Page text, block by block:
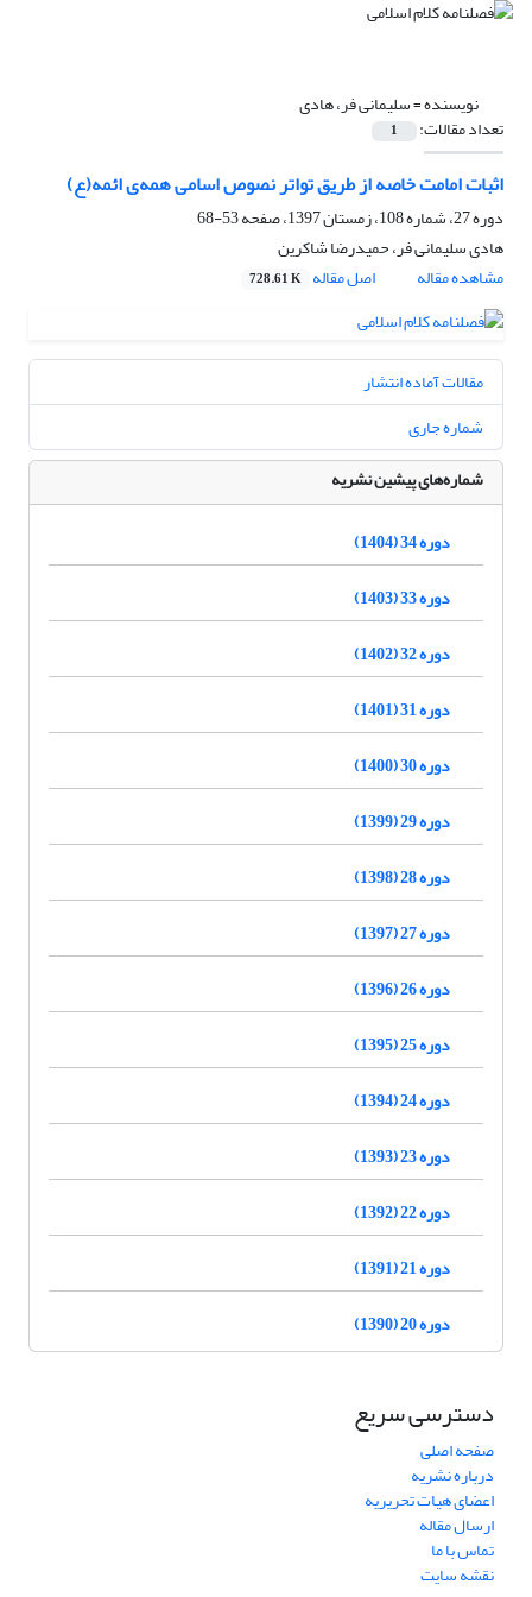
نویسنده =سلیمانی فر، هادی
تعداد مقالات: 1
اثبات امامت خاصه از طریق تواتر نصوص اسامی همه‌ی ائمه(ع)
دوره 27، شماره 108، زمستان 1397، صفحه
53-68
هادی سلیمانی فر، حمیدرضا شاکرین
مشاهده مقاله
اصل مقاله 728.61 K
مقالات آماده انتشار
شماره جاری
شماره‌های پیشین نشریه
دوره 34 (1404)
دوره 33 (1403)
دوره 32 (1402)
دوره 31 (1401)
دوره 30 (1400)
دوره 29 (1399)
دوره 28 (1398)
دوره 27 (1397)
دوره 26 (1396)
دوره 25 (1395)
دوره 24 (1394)
دوره 23 (1393)
دوره 22 (1392)
دوره 21 (1391)
دوره 20 (1390)
دسترسی سریع
صفحه اصلی
درباره نشریه
اعضای هیات تحریریه
ارسال مقاله
تماس با ما
نقشه سایت